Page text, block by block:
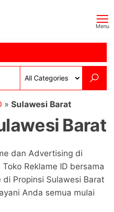
Menu
» Sulawesi Barat
Barat
dan Advertising di
Reklame ID bersama
Propinsi Sulawesi Barat
Anda semua mulai